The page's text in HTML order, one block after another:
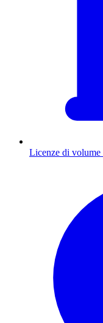
Licenze di volume